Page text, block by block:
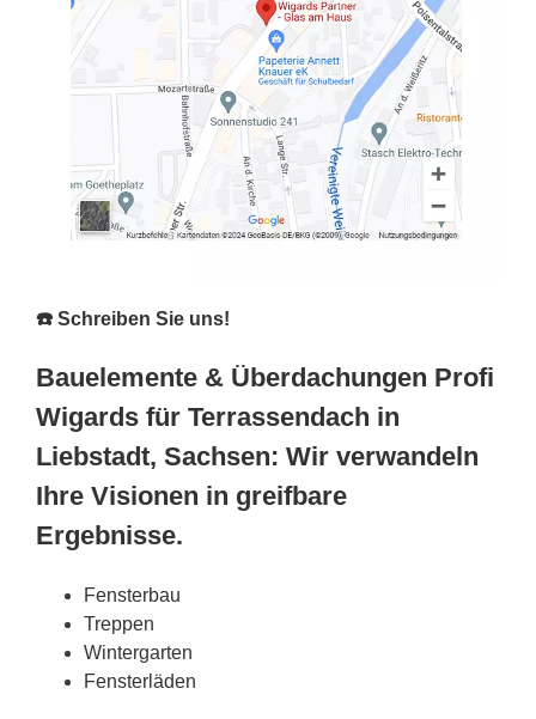
☎️ Schreiben Sie uns!
Bauelemente & Überdachungen Profi
Wigards für Terrassendach in
Liebstadt, Sachsen: Wir verwandeln
Ihre Visionen in greifbare
Ergebnisse.
Fensterbau
Treppen
Wintergarten
Fensterläden